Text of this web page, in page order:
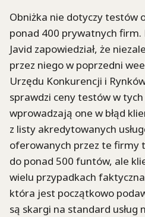
Obniżka nie dotyczy testów
ponad 400 prywatnych
Javid zapowiedział, że
przez niego w poprzedni
Urzędu Konkurencji i
sprawdzi ceny testów w
wprowadzają one w błąd
z listy akredytowanych
oferowanych przez te firmy
do ponad 500 funtów, ale
wielu przypadkach
która jest początkowo
są skargi na standard usług